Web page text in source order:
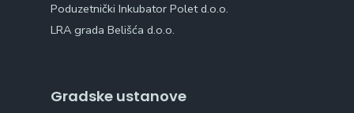
Poduzetnički Inkubator Polet d.o.o.
LRA grada Belišća d.o.o.
Gradske ustanove